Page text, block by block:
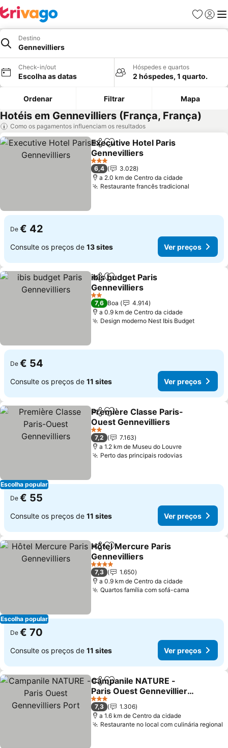
Favoritos
Iniciar
Destino
Gennevilliers
Check-in/out
Escolha as datas
Hóspedes e quartos
2 hóspedes, 1 quarto.
Ordenar Filtrar Mapa
Hotéis em Gennevilliers (França, França)
Como os pagamentos influenciam os resultados
PartilharAdicionar aos favoritos
Executive Hotel Paris
Gennevilliers
Ver preços
3 Estrelas
6,4
3.028
a 2.0 km de Centro da cidade
Restaurante francês tradicional
De € 42
Consulte os preços de 13 sites Ver preços
PartilharAdicionar aos favoritos
ibis budget Paris
Gennevilliers
Ver preços
2 Estrelas
7,6 Boa
4.914
a 0.9 km de Centro da cidade
Design moderno Nest Ibis BudgetVer
De € 54
Consulte os preços de 11 sites Ver preços
Escolha popular
PartilharAdicionar aos favoritos
Première Classe Paris-
Ouest Gennevilliers
Ver preços
2 Estrelas
7,2
7.163
a 1.2 km de Museu do Louvre
Perto das principais rodoviasVer preços
De € 55
Consulte os preços de 11 sites Ver preços
Escolha popular
PartilharAdicionar aos favoritos
Hôtel Mercure Paris
Gennevilliers
Ver preços
4 Estrelas
7,3
1.650
a 0.9 km de Centro da cidade
Quartos família com sofá-cama
De € 70
Consulte os preços de 11 sites Ver preços
PartilharAdicionar aos favoritos
Campanile NATURE -
Paris Ouest Gennevilliers
Port
Ver preços
3 Estrelas
7,3
1.306
a 1.6 km de Centro da cidade
Restaurante no local com culinária regional